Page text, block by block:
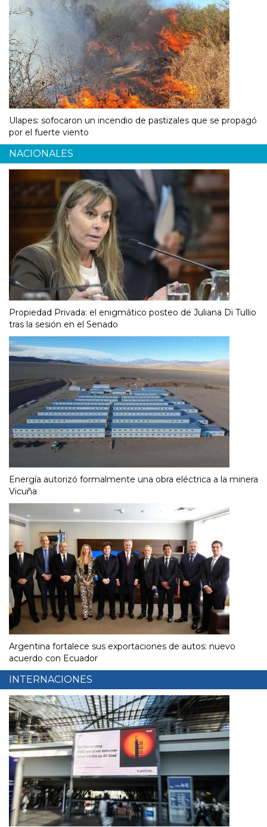
Ulapes: sofocaron un incendio de pastizales que se propagó
por el fuerte viento
NACIONALES
Propiedad Privada: el enigmático posteo de Juliana Di Tullio
tras la sesión en el Senado
Energía autorizó formalmente una obra eléctrica a la minera
Vicuña
Argentina fortalece sus exportaciones de autos: nuevo
acuerdo con Ecuador
INTERNACIONES